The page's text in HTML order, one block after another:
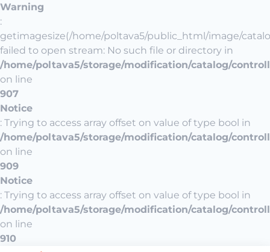
Warning
:
getimagesize(/home/poltava5/public_html/image/
failed to open stream: No such file or directory in
/home/poltava5/storage/modification/catalog/
on line
907
Notice
: Trying to access array offset on value of type bool in
/home/poltava5/storage/modification/catalog/
on line
909
Notice
: Trying to access array offset on value of type bool in
/home/poltava5/storage/modification/catalog/
on line
910